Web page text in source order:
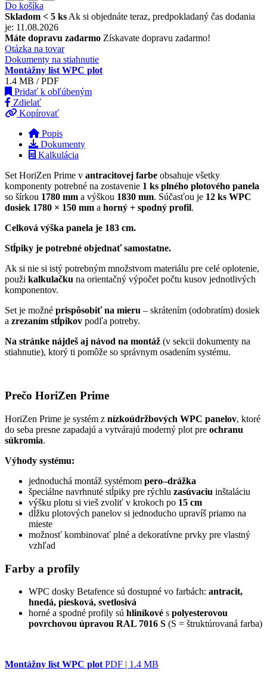
Do košíka
Skladom < 5 ks Ak si objednáte teraz, predpokladaný čas dodania
je: 11.08.2026
Máte dopravu zadarmo Získavate dopravu zadarmo!
Otázka na tovar
Dokumenty na stiahnutie
Montážny list WPC plot
1.4 MB / PDF
Pridať k obľúbeným
Zdielať
Kopírovať
Popis
Dokumenty
Kalkulácia
Set HoriZen Prime v antracitovej farbe obsahuje všetky
komponenty potrebné na zostavenie 1 ks plného plotového panela
so šírkou 1780 mm a výškou 1830 mm. Súčasťou je 12 ks WPC
dosiek 1780 × 150 mm a horný + spodný profil.
Celková výška panela je 183 cm.
Stĺpiky je potrebné objednať samostatne.
Ak si nie si istý potrebným množstvom materiálu pre celé oplotenie,
použi kalkulačku na orientačný výpočet počtu kusov jednotlivých
komponentov.
Set je možné prispôsobiť na mieru – skrátením (odobratím) dosiek
a zrezaním stĺpikov podľa potreby.
Na stránke nájdeš aj návod na montáž (v sekcii dokumenty na
stiahnutie), ktorý ti pomôže so správnym osadením systému.
Prečo HoriZen Prime
HoriZen Prime je systém z nízkoúdržbových WPC panelov, ktoré
do seba presne zapadajú a vytvárajú moderný plot pre ochranu
súkromia.
Výhody systému:
jednoduchá montáž systémom pero–drážka
špeciálne navrhnuté stĺpiky pre rýchlu zasúvaciu inštaláciu
výšku plotu si vieš zvoliť v krokoch po 15 cm
dĺžku plotových panelov si jednoducho upravíš priamo na
mieste
možnosť kombinovať plné a dekoratívne prvky pre vlastný
vzhľad
Farby a profily
WPC dosky Betafence sú dostupné vo farbách: antracit,
hnedá, piesková, svetlosivá
horné a spodné profily sú hliníkové s polyesterovou
povrchovou úpravou RAL 7016 S (S = štruktúrovaná farba)
Montážny list WPC plot PDF | 1.4 MB